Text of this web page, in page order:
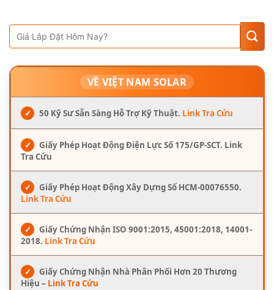
VỀ VIỆT NAM SOLAR
✓ 50 Kỹ Sư Sẵn Sàng Hỗ Trợ Kỹ Thuật. Link Tra Cứu
✓
Giấy Phép Hoạt Động Điện Lực Số 175/GP-SCT. Link
Tra Cứu
✓
Giấy Phép Hoạt Động Xây Dựng Số HCM-00076550.
Link Tra Cứu
✓
Giấy Chứng Nhận ISO 9001:2015, 45001:2018, 14001-
2018. Link Tra Cứu
✓
Giấy Chứng Nhận Nhà Phân Phối Hơn 20 Thương
Hiệu – Link Tra Cứu